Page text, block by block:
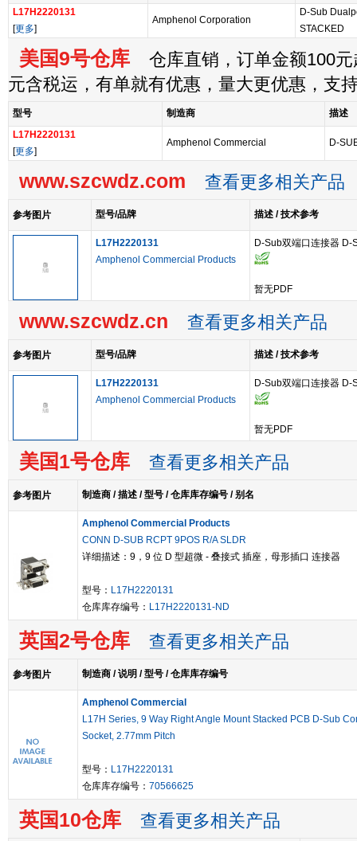
L17H2220131
[更多]
Amphenol Corporation
D-Sub
STACKED
美国9号仓库 仓库直销，订单金额100元
元含税运，有单就有优惠，量大更优惠，支
型号 制造商
描述
L17H2220131
[更多]
Amphenol Commercial D-
www.szcwdz.com 查看更多相关产品
参考图片 型号/品牌 描述 / 技术参考
L17H2220131
Amphenol Commercial Products
D-Sub双端口连接器 D-
暂无PDF
www.szcwdz.cn 查看更多相关产品
参考图片 型号/品牌 描述 / 技术参考
L17H2220131
Amphenol Commercial Products
D-Sub双端口连接器 D-
暂无PDF
美国1号仓库 查看更多相关产品
参考图片 制造商 / 描述 / 型号 / 仓库库存编号 / 别名
Amphenol Commercial Products
CONN D-SUB RCPT 9POS R/A SLDR
详细描述：9，9 位 D 型超微 - 叠接式 插座，母形插口 连接器
型号： L17H2220131
仓库库存编号： L17H2220131-ND
英国2号仓库 查看更多相关产品
参考图片 制造商 / 说明 / 型号 / 仓库库存编号
Amphenol Commercial
L17H Series, 9 Way Right Angle Mount Stacked PCB D-Sub
Socket, 2.77mm Pitch
型号： L17H2220131
仓库库存编号： 70566625
英国10仓库 查看更多相关产品